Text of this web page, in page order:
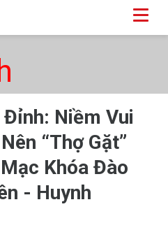
Niềm Vui
“Thợ Gặt”
Khóa Đào
- Huynh